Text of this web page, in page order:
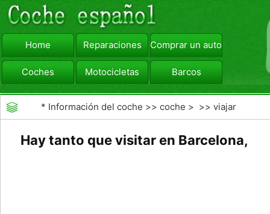
Home Reparaciones Comprar un automóvil
Coches Motocicletas Barcos
viajar Camiones
* Información del coche >>coche > >>viajar
Hay tanto que visitar en Barcelona, ​​